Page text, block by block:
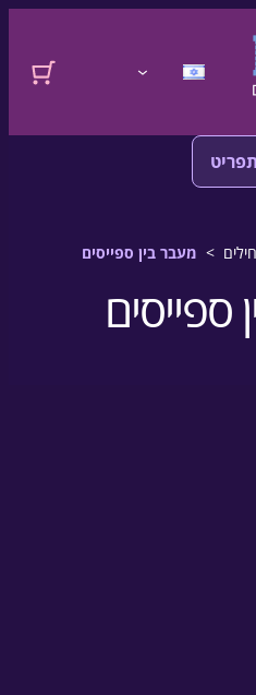
התחברות
> מעבר בין ספייסים
ספייסים